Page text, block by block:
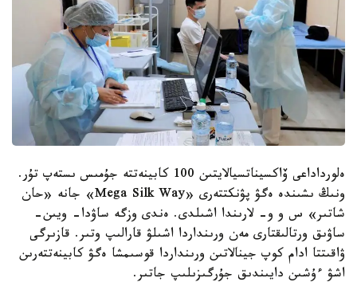
ەلورداداعى ۆاكسيناتسيالايتىن 100 كابينەتتە جۇمىس ىستەپ تۇر.
ونىڭ ىشىندە ەگۋ پۋنكتتەرى «Mega Silk Way» جانە «حان
شاتىر» س و و- لارىندا اشىلدى. ەندى وزگە ساۋدا- ويىن-
ساۋىق ورتالىقتارى مەن ورىنداردا اشىلۋ قارالىپ وتىر. قازىرگى
ۋاقىتتا ادام كوپ جينالاتىن ورىنداردا قوسىمشا ەگۋ كابينەتتەرىن
اشۋ ءۇشىن دايىندىق جۇرگىزىلىپ جاتىر.